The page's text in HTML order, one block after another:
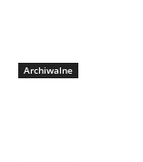
Archiwalne